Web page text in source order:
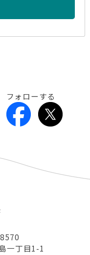
フォローする
一丁目1-1